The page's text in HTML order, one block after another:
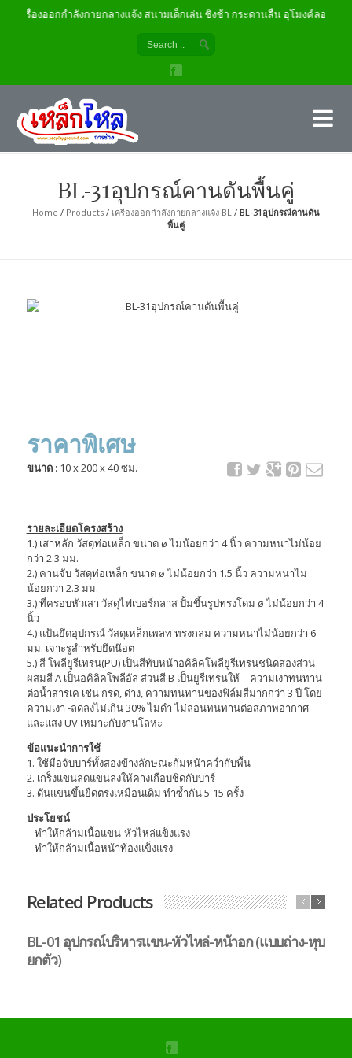
เครื่องออกกำลังกายกลางแจ้ง สนามเด็กเล่น ชิงช้า กระดานลื่น อุโมงค์ลอด
BL-31อุปกรณ์คานดันพื้นคู่
Home / Products/ เครื่องออกกำลังกายกลางแจ้ง BL / BL-31อุปกรณ์คานดัน
พื้นคู่
ราคาพิเศษ
ขนาด : 10 x 200 x 40 ซม.
รายละเอียดโครงสร้าง
1.) เสาหลัก วัสดุท่อเหล็ก ขนาด ø ไม่น้อยกว่า 4 นิ้ว ความหนาไม่น้อย
กว่า 2.3 มม.
2.) คานจับ วัสดุท่อเหล็ก ขนาด ø ไม่น้อยกว่า 1.5 นิ้ว ความหนาไม่
น้อยกว่า 2.3 มม.
3.) ที่ครอบหัวเสา วัสดุไฟเบอร์กลาส ปั้มขึ้นรูปทรงโดม ø ไม่น้อยกว่า 4
นิ้ว
4.) แป้นยึดอุปกรณ์ วัสดุเหล็กเพลท ทรงกลม ความหนาไม่น้อยกว่า 6
มม. เจาะรูสำหรับยึดน๊อต
5.) สี โพลียูรีเทรน(PU) เป็นสีทับหน้าอคิลิคโพลียูรีเทรนชนิดสองส่วน
ผสมสี A เป็นอคิลิคโพลีอัล ส่วนสี B เป็นยูรีเทรนให้ – ความเงาทนทาน
ต่อน้ำสารเค เช่น กรด, ด่าง, ความทนทานของฟิล์มสีมากกว่า 3 ปี โดย
ความเงา -ลดลงไม่เกิน 30% ไม่ดำ ไม่ล่อนทนทานต่อสภาพอากาศ
และแสง UV เหมาะกับงานโลหะ
ข้อแนะนำการใช้
1. ใช้มือจับบาร์ทั้งสองข้างลักษณะก้มหน้าคว่ำกับพื้น
2. เกร็งแขนลดแขนลงให้คางเกือบชิดกับบาร์
3. ดันแขนขึ้นยืดตรงเหมือนเดิม ทำซ้ำกัน 5-15 ครั้ง
ประโยชน์
– ทำให้กล้ามเนื้อแขน-หัวไหล่แข็งแรง
– ทำให้กล้ามเนื้อหน้าท้องแข็งแรง
Related Products
BL-01 อุปกรณ์บริหารแขน-หัวไหล่-หน้าอก (แบบถ่าง-หุบ
ยกตัว)